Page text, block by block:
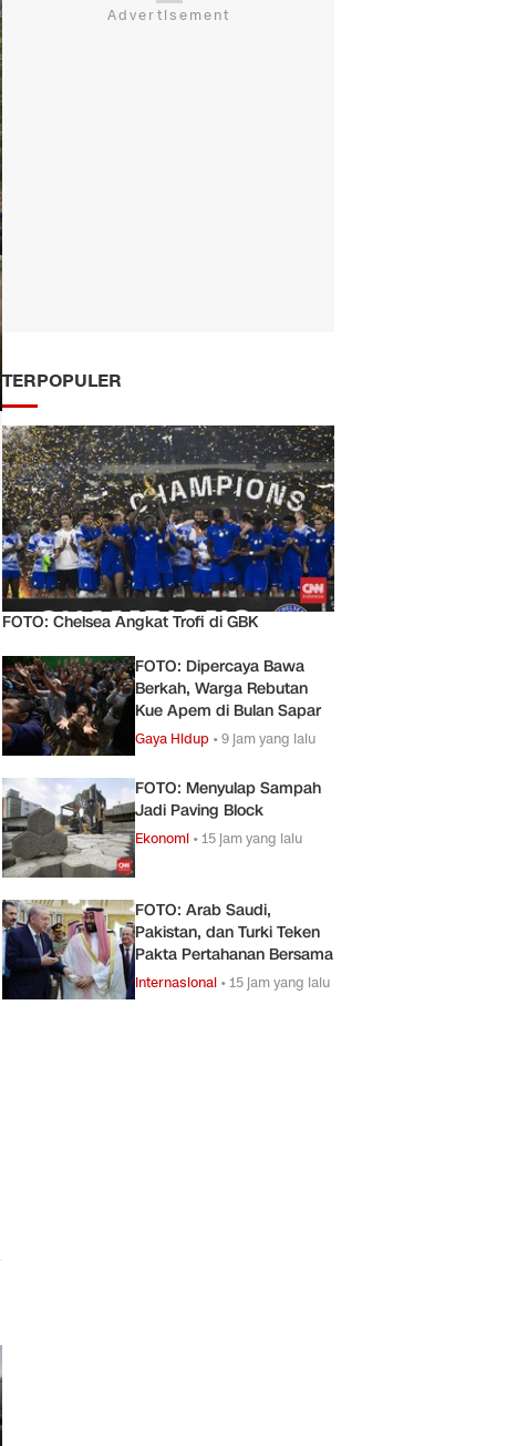
Warga Kampung Pulo di Rusun Akan Memiliki
TERPOPULER
FOTO: Chelsea Angkat Trofi di GBK
FOTO: Dipercaya Bawa
Berkah, Warga Rebutan
Kue Apem di Bulan Sapar
Gaya Hidup •9 jam yang lalu
FOTO: Menyulap Sampah
Jadi Paving Block
Ekonomi •15 jam yang lalu
FOTO: Arab Saudi,
Pakistan, dan Turki Teken
Pakta Pertahanan Bersama
Internasional •15 jam yang lalu